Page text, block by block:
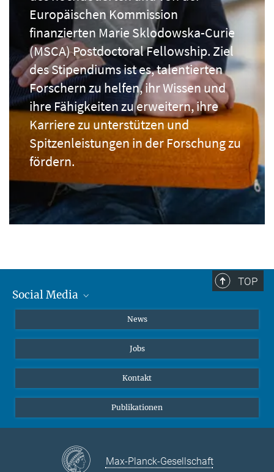
TOP
Social Media
X
Facebook
LinkedIn
News
Jobs
Kontakt
Publikationen
Max-Planck-Gesellschaft